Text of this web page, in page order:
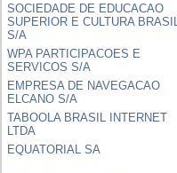
SOCIEDADE DE EDUCACAO
SUPERIOR E CULTURA BRASIL
S/A
WPA PARTICIPACOES E
SERVICOS S/A
EMPRESA DE NAVEGACAO
ELCANO S/A
TABOOLA BRASIL INTERNET
LTDA
EQUATORIAL SA